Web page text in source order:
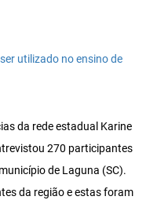
utilizado no ensino de
da rede estadual Karine
270 participantes
de Laguna (SC).
da região e estas foram